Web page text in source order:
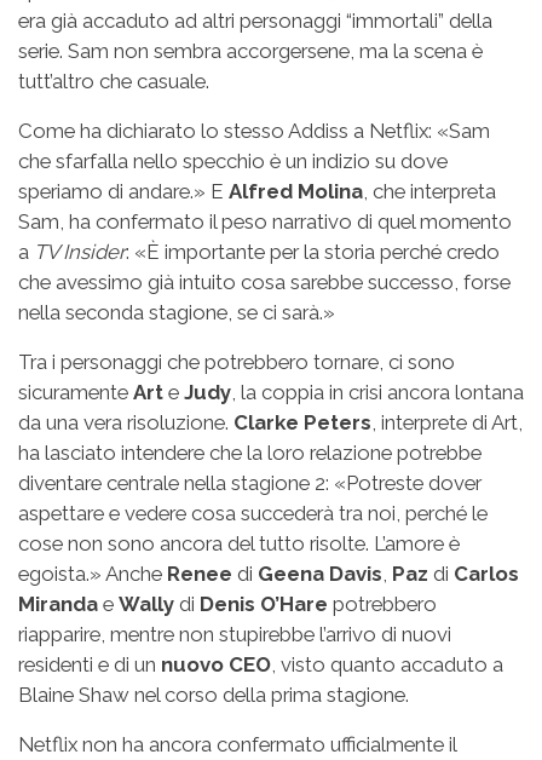
era già accaduto ad altri personaggi “immortali” della
serie. Sam non sembra accorgersene, ma la scena è
tutt’altro che casuale.
Come ha dichiarato lo stesso Addiss a Netflix: «Sam
che sfarfalla nello specchio è un indizio su dove
speriamo di andare.» E Alfred Molina , che interpreta
Sam, ha confermato il peso narrativo di quel momento
a TV Insider: «È importante per la storia perché credo
che avessimo già intuito cosa sarebbe successo, forse
nella seconda stagione, se ci sarà.»
Tra i personaggi che potrebbero tornare, ci sono
sicuramente Art e Judy , la coppia in crisi ancora lontana
da una vera risoluzione. Clarke Peters , interprete di Art,
ha lasciato intendere che la loro relazione potrebbe
diventare centrale nella stagione 2: «Potreste dover
aspettare e vedere cosa succederà tra noi, perché le
cose non sono ancora del tutto risolte. L’amore è
egoista.» Anche Renee di Geena Davis Paz di Carlos
Miranda e Wally di Denis O’Hare potrebbero
riapparire, mentre non stupirebbe l’arrivo di nuovi
residenti e di un nuovo CEO , visto quanto accaduto a
Blaine Shaw nel corso della prima stagione.
Netflix non ha ancora confermato ufficialmente il